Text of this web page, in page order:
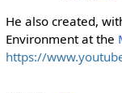
He also created,
Environment at the
https://